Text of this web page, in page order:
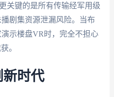
关键的是所有传输经军用级
剧集资源泄漏风险。当布
示楼盘VR时，完全不担心
。
新时代